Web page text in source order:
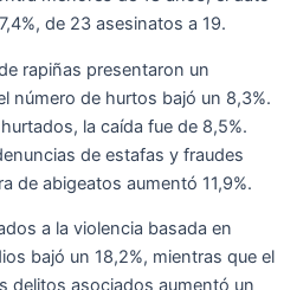
de 23 asesinatos a 19.
rapiñas presentaron un
número de hurtos bajó un 8,3%.
la caída fue de 8,5%.
de estafas y fraudes
de abigeatos aumentó 11,9%.
a la violencia basada en
bajó un 18,2%, mientras que el